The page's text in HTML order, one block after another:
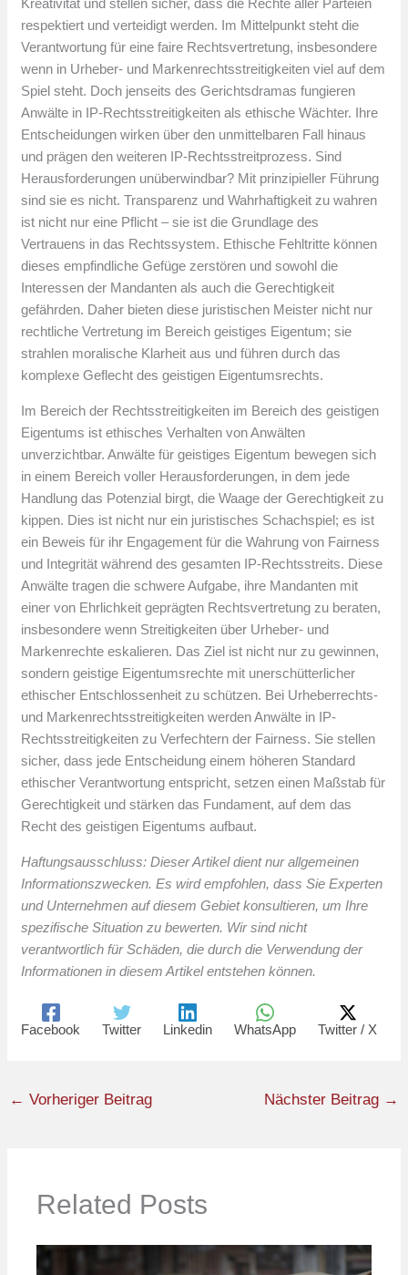
Kreativität und stellen sicher, dass die Rechte aller Parteien
respektiert und verteidigt werden. Im Mittelpunkt steht die
Verantwortung für eine faire Rechtsvertretung, insbesondere
wenn in Urheber- und Markenrechtsstreitigkeiten viel auf dem
Spiel steht. Doch jenseits des Gerichtsdramas fungieren
Anwälte in IP-Rechtsstreitigkeiten als ethische Wächter. Ihre
Entscheidungen wirken über den unmittelbaren Fall hinaus
und prägen den weiteren IP-Rechtsstreitprozess. Sind
Herausforderungen unüberwindbar? Mit prinzipieller Führung
sind sie es nicht. Transparenz und Wahrhaftigkeit zu wahren
ist nicht nur eine Pflicht – sie ist die Grundlage des
Vertrauens in das Rechtssystem. Ethische Fehltritte können
dieses empfindliche Gefüge zerstören und sowohl die
Interessen der Mandanten als auch die Gerechtigkeit
gefährden. Daher bieten diese juristischen Meister nicht nur
rechtliche Vertretung im Bereich geistiges Eigentum; sie
strahlen moralische Klarheit aus und führen durch das
komplexe Geflecht des geistigen Eigentumsrechts.
Im Bereich der Rechtsstreitigkeiten im Bereich des geistigen
Eigentums ist ethisches Verhalten von Anwälten
unverzichtbar. Anwälte für geistiges Eigentum bewegen sich
in einem Bereich voller Herausforderungen, in dem jede
Handlung das Potenzial birgt, die Waage der Gerechtigkeit zu
kippen. Dies ist nicht nur ein juristisches Schachspiel; es ist
ein Beweis für ihr Engagement für die Wahrung von Fairness
und Integrität während des gesamten IP-Rechtsstreits. Diese
Anwälte tragen die schwere Aufgabe, ihre Mandanten mit
einer von Ehrlichkeit geprägten Rechtsvertretung zu beraten,
insbesondere wenn Streitigkeiten über Urheber- und
Markenrechte eskalieren. Das Ziel ist nicht nur zu gewinnen,
sondern geistige Eigentumsrechte mit unerschütterlicher
ethischer Entschlossenheit zu schützen. Bei Urheberrechts-
und Markenrechtsstreitigkeiten werden Anwälte in IP-
Rechtsstreitigkeiten zu Verfechtern der Fairness. Sie stellen
sicher, dass jede Entscheidung einem höheren Standard
ethischer Verantwortung entspricht, setzen einen Maßstab für
Gerechtigkeit und stärken das Fundament, auf dem das
Recht des geistigen Eigentums aufbaut.
Haftungsausschluss: Dieser Artikel dient nur allgemeinen
Informationszwecken. Es wird empfohlen, dass Sie Experten
und Unternehmen auf diesem Gebiet konsultieren, um Ihre
spezifische Situation zu bewerten. Wir sind nicht
verantwortlich für Schäden, die durch die Verwendung der
Informationen in diesem Artikel entstehen können.
Facebook Twitter Linkedin WhatsApp Twitter / X
← Vorheriger Beitrag Nächster Beitrag →
Related Posts